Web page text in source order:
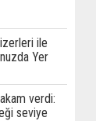
ile
Yer
verdi:
seviye